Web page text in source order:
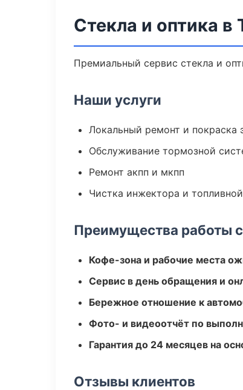
Стекла и оптика в
Премиальный сервис стекла и
Наши услуги
Локальный ремонт и покраска
Обслуживание тормозной
Ремонт акпп и мкпп
Чистка инжектора и
Преимущества работы
Кофе-зона и рабочие места
Сервис в день обращения и
Бережное отношение к
Фото- и видеоотчёт по
Гарантия до 24 месяцев на
Отзывы клиентов